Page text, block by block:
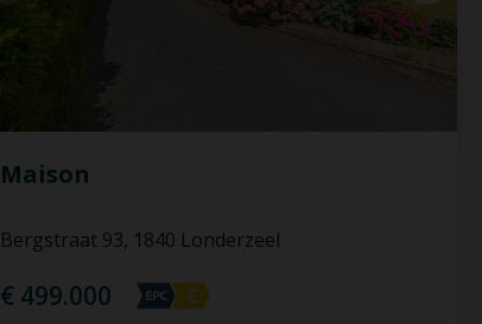
Maison
Bergstraat 93, 1840 Londerzeel
€ 499.000